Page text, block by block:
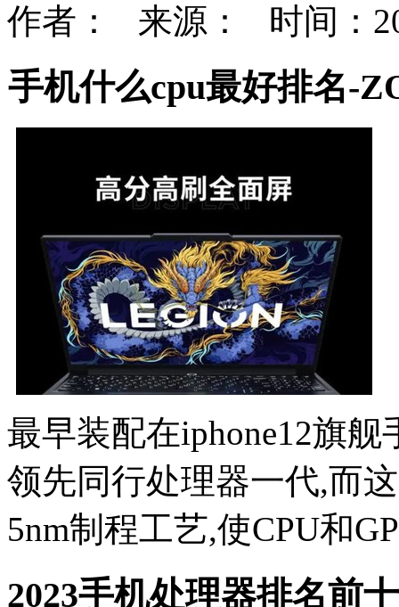
作者： 来源： 时间：
手机什么cpu最好排名-
最早装配在iphone12旗
领先同行处理器一代,而
5nm制程工艺,使CPU和
2023手机处理器排名前